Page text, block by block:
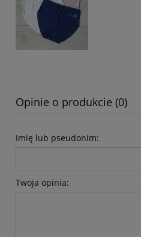
Opinie o produkcie (0)
Imię lub pseudonim:
Twoja opinia: